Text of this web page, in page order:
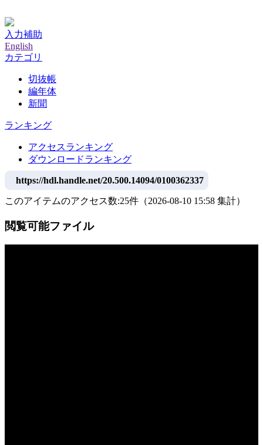
入力補助
English
カテゴリ
切抜帳
編年体
新聞
ランキング
アクセスランキング
ダウンロードランキング
https://hdl.handle.net/20.500.14094/0100362337
このアイテムのアクセス数:25件 （2026-08-10 15:58 集計）
閲覧可能ファイル